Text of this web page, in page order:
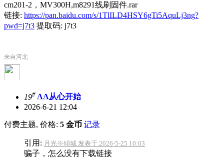
cm201-2，MV300H,m8291线刷固件.rar
链接: https://pan.baidu.com/s/1TlILD4HSY6gTi5AquLj3ng?
pwd=j7t3 提取码: j7t3
来自河北
19# AA从心开始
2026-6-21 12:04
付费主题, 价格: 5 金币 记录
引用: 月光※傾城 发表于 2026-5-25 10:03
骗子，怎么没有下载链接